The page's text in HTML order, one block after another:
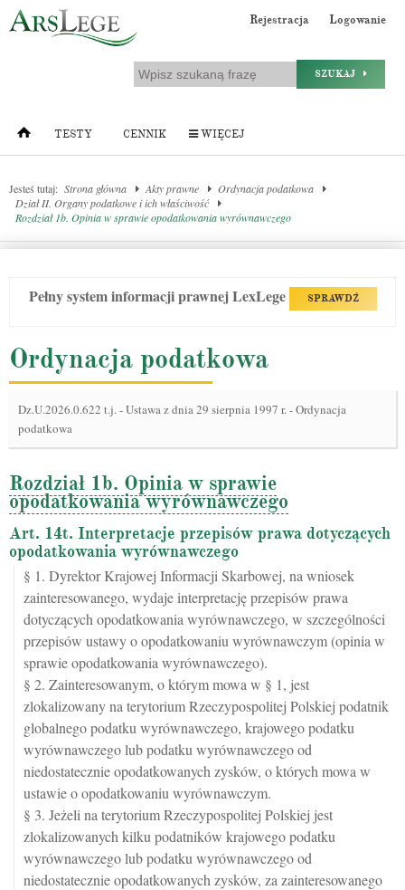
Rejestracja Logowanie
SZUKAJ
TESTY CENNIK WIĘCEJ
Jesteś tutaj: Strona główna Akty prawne
Ordynacja podatkowa
Dział II. Organy podatkowe i ich właściwość
Rozdział 1b. Opinia w sprawie opodatkowania wyrównawczego
Pełny system informacji prawnej LexLege SPRAWDŹ
Ordynacja podatkowa
Dz.U.2026.0.622 t.j.-Ustawa z dnia 29 sierpnia 1997 r. - Ordynacja
podatkowa
Rozdział 1b. Opinia w sprawie
opodatkowania wyrównawczego
Art. 14t. Interpretacje przepisów prawa dotyczących
opodatkowania wyrównawczego
§ 1. Dyrektor Krajowej Informacji Skarbowej, na wniosek
zainteresowanego, wydaje interpretację przepisów prawa
dotyczących opodatkowania wyrównawczego, w szczególności
przepisów ustawy o opodatkowaniu wyrównawczym (opinia w
sprawie opodatkowania wyrównawczego).
§ 2. Zainteresowanym, o którym mowa w § 1, jest
zlokalizowany na terytorium Rzeczypospolitej Polskiej podatnik
globalnego podatku wyrównawczego, krajowego podatku
wyrównawczego lub podatku wyrównawczego od
niedostatecznie opodatkowanych zysków, o których mowa w
ustawie o opodatkowaniu wyrównawczym.
§ 3. Jeżeli na terytorium Rzeczypospolitej Polskiej jest
zlokalizowanych kilku podatników krajowego podatku
wyrównawczego lub podatku wyrównawczego od
niedostatecznie opodatkowanych zysków, za zainteresowanego